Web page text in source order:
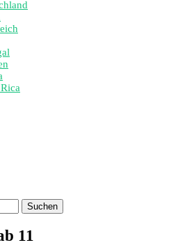
Suchen
11